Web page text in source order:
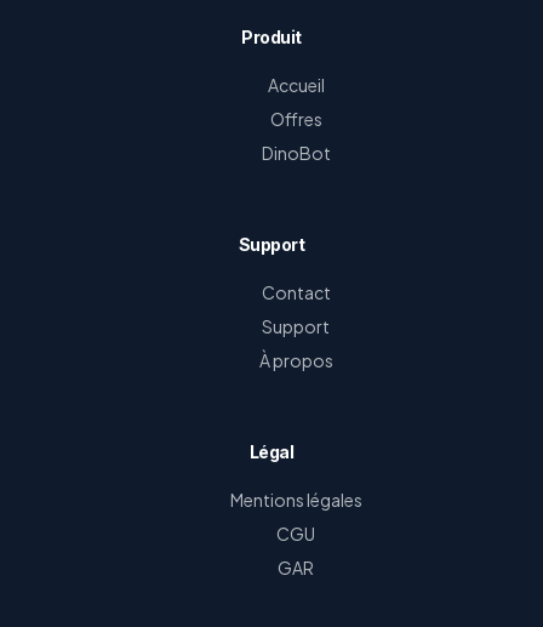
Produit
Accueil
Offres
DinoBot
Support
Contact
Support
À propos
Légal
Mentions légales
CGU
GAR